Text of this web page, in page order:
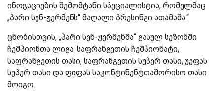
ინოვაციების შემომტანი სპეციალისტია, რომელმაც
„პარი სენ-ჟერმენს“ მაღალი პრესინგი ათამაშა.“
ცნობისთვის, „პარი სენ-ჟერმენმა“ გასულ სეზონში
ჩემპიონთა ლიგა, საფრანგეთის ჩემპიონატი,
საფრანგეთის თასი, საფრანგეთის სუპერ თასი, უეფას
სუპერ თასი და ფიფას საკონტინენტთაშორისო თასი
მოიგო.